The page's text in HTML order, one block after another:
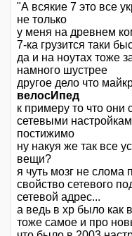
"А всякие 7 это все
не только
у меня на древнем
7-ка грузится таки
да и на ноутах тоже
намного шустрее
другое дело что
велосИпед
к примеру то что
сетевыми
постижимо
ну накуя же так все
вещи?
я чуть мозг не
свойство сетевого
сетевой адрес...
а ведь в xp было как
тоже самое и про